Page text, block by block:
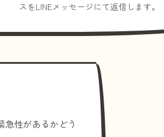
スをLINEメッセージにて返信します。
性があるかどう